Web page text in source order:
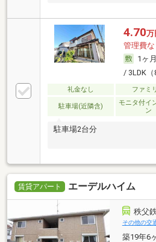
4.70万
管理費な
1ヶ月
/ 3LDK（
礼金なし ファミ
駐車場(近隣含)
モニタ付イ
ン
駐車場2台分
賃貸アパート エーデルハイム
秩父
その他の交
築19年6